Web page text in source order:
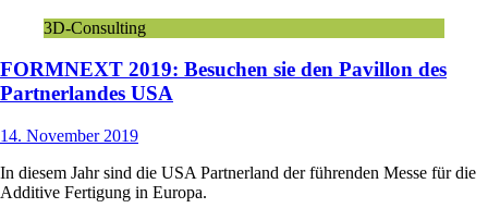
3D-Consulting
FORMNEXT 2019: Besuchen sie den Pavillon des
Partnerlandes USA
14. November 2019
In diesem Jahr sind die USA Partnerland der führenden Messe für die
Additive Fertigung in Europa.